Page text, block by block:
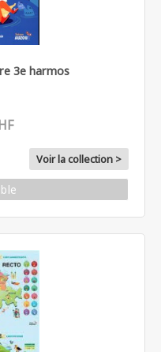
3e harmos
Voir la collection >